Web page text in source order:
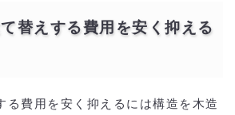
替えする費用を安く抑える
る費用を安く抑えるには構造を木造